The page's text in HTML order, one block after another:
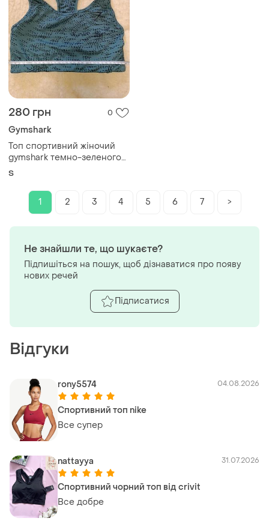
280 грн 0
Gymshark
Топ спортивний жіночий
gymshark темно-зеленого
кольору, з резинкою під
S
1 2 3 4 5 6 7 >
Відгуки
rony5574 04.08.2026
Спортивний топ nike
Все супер
nattayya 31.07.2026
Спортивний чорний топ від crivit
Все добре
Не знайшли те, що шукаєте?
Підпишіться на пошук, щоб дізнаватися про появу
нових речей
Підписатися